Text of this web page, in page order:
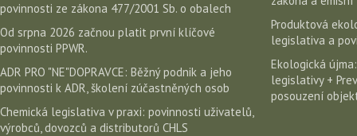
povinnosti ze zákona 477/2001 Sb. o obalech
Od srpna 2026 začnou platit první klíčové
povinnosti PPWR.
ADR PRO "NE"DOPRAVCE: Běžný podnik a jeho
povinnosti k ADR, školení zúčastněných osob
Chemická legislativa v praxi: povinnosti uživatelů,
výrobců, dovozců a distributorů CHLS
Produktová
legislativa a
Ekologická
legislativy +
posouzení